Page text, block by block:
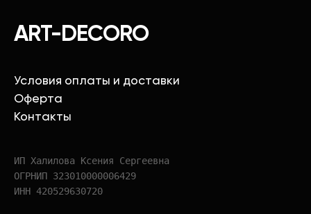
ART-DECORO
Условия оплаты и доставки
Оферта
Контакты
ИП Халилова Ксения Сергеевна
ОГРНИП 323010000006429
ИНН 420529630720